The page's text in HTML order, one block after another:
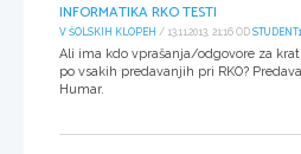
INFORMATIKA RKO TESTI
V ŠOLSKIH KLOPEH / 13.11.2013, 21:16 OD STUDENT1
Ali ima kdo vprašanja/odgovore za
po vsakih predavanjih pri RKO?
Humar.